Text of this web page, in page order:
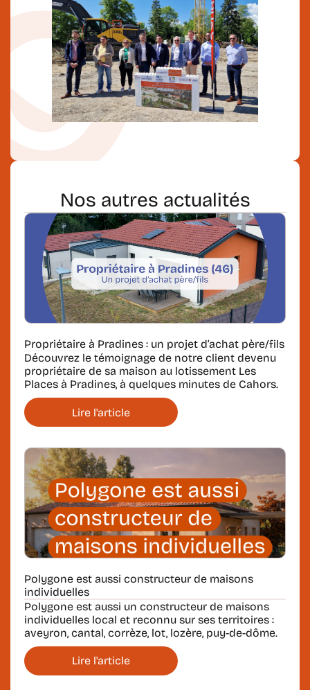
Nos autres actualités
Propriétaire à Pradines : un projet d’achat père/fils
Découvrez le témoignage de notre client devenu
propriétaire de sa maison au lotissement Les
Places à Pradines, à quelques minutes de Cahors.
Lire l'article
Polygone est aussi constructeur de maisons
individuelles
Polygone est aussi un constructeur de maisons
individuelles local et reconnu sur ses territoires :
aveyron, cantal, corrèze, lot, lozère, puy-de-dôme.
Lire l'article